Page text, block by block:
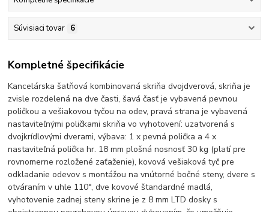
Súvisiaci tovar 6
Kompletné špecifikácie
Kancelárska šatňová kombinovaná skriňa dvojdverová, skriňa je
zvisle rozdelená na dve časti, šavá časť je vybavená pevnou
poličkou a vešiakovou tyčou na odev, pravá strana je vybavená
nastaviteľnými poličkami skriňa vo vyhotovení: uzatvorená s
dvojkrídlovými dverami, výbava: 1 x pevná polička a 4 x
nastaviteľná polička hr. 18 mm plošná nosnosť 30 kg (platí pre
rovnomerne rozložené zaťaženie), kovová vešiaková tyč pre
odkladanie odevov s montážou na vnútorné bočné steny, dvere s
otváraním v uhle 110°, dve kovové štandardné madlá,
vyhotovenie zadnej steny skrine je z 8 mm LTD dosky s